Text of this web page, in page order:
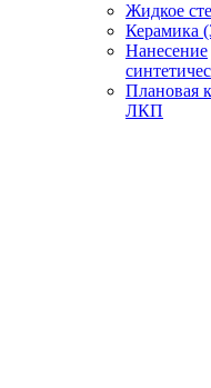
Жидкое
Керамика
Нанесение
Плановая
ЛКП